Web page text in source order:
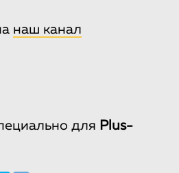
наш канал
для Plus-